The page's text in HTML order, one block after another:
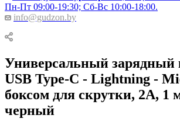
Пн-Пт 09:00-19:30; Сб-Вс 10:00-18:00.
info@gudzon.by
Универсальный зарядный
USB Type-C - Lightning -
боксом для скрутки, 2А, 1
черный